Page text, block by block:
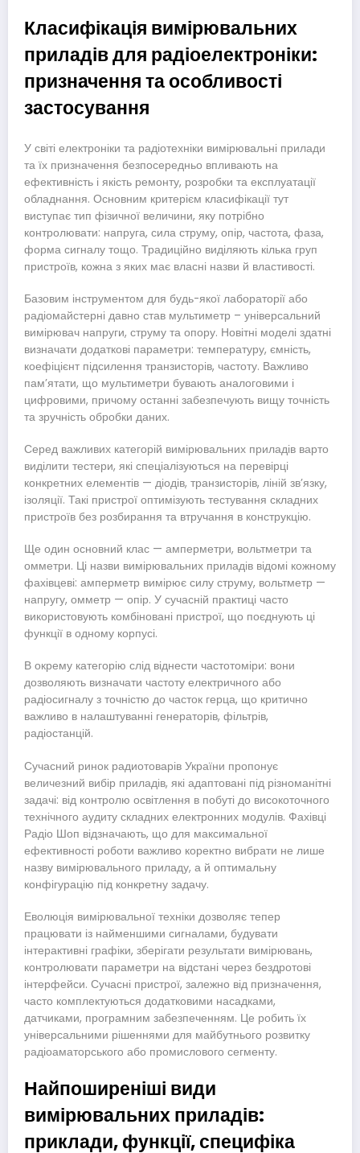
Класифікація вимірювальних
приладів для радіоелектроніки:
призначення та особливості
застосування
У світі електроніки та радіотехніки вимірювальні прилади
та їх призначення безпосередньо впливають на
ефективність і якість ремонту, розробки та експлуатації
обладнання. Основним критерієм класифікації тут
виступає тип фізичної величини, яку потрібно
контролювати: напруга, сила струму, опір, частота, фаза,
форма сигналу тощо. Традиційно виділяють кілька груп
пристроїв, кожна з яких має власні назви й властивості.
Базовим інструментом для будь-якої лабораторії або
радіомайстерні давно став мультиметр – універсальний
вимірювач напруги, струму та опору. Новітні моделі здатні
визначати додаткові параметри: температуру, ємність,
коефіцієнт підсилення транзисторів, частоту. Важливо
пам’ятати, що мультиметри бувають аналоговими і
цифровими, причому останні забезпечують вищу точність
та зручність обробки даних.
Серед важливих категорій вимірювальних приладів варто
виділити тестери, які спеціалізуються на перевірці
конкретних елементів — діодів, транзисторів, ліній зв’язку,
ізоляції. Такі пристрої оптимізують тестування складних
пристроїв без розбирання та втручання в конструкцію.
Ще один основний клас — амперметри, вольтметри та
омметри. Ці назви вимірювальних приладів відомі кожному
фахівцеві: амперметр вимірює силу струму, вольтметр —
напругу, омметр — опір. У сучасній практиці часто
використовують комбіновані пристрої, що поєднують ці
функції в одному корпусі.
В окрему категорію слід віднести частотоміри: вони
дозволяють визначати частоту електричного або
радіосигналу з точністю до часток герца, що критично
важливо в налаштуванні генераторів, фільтрів,
радіостанцій.
Сучасний ринок радиотоварів України пропонує
величезний вибір приладів, які адаптовані під різноманітні
задачі: від контролю освітлення в побуті до високоточного
технічного аудиту складних електронних модулів. Фахівці
Радіо Шоп відзначають, що для максимальної
ефективності роботи важливо коректно вибрати не лише
назву вимірювального приладу, а й оптимальну
конфігурацію під конкретну задачу.
Еволюція вимірювальної техніки дозволяє тепер
працювати із найменшими сигналами, будувати
інтерактивні графіки, зберігати результати вимірювань,
контролювати параметри на відстані через бездротові
інтерфейси. Сучасні пристрої, залежно від призначення,
часто комплектуються додатковими насадками,
датчиками, програмним забезпеченням. Це робить їх
універсальними рішеннями для майбутнього розвитку
радіоаматорського або промислового сегменту.
Найпоширеніші види
вимірювальних приладів:
приклади, функції, специфіка